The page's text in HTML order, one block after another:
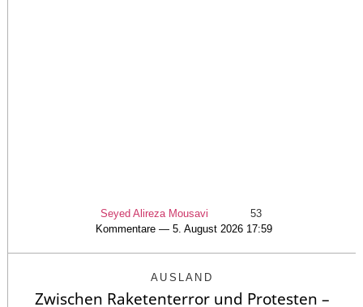
Seyed Alireza Mousavi
53
Kommentare — 5. August 2026 17:59
AUSLAND
Zwischen Raketenterror und Protesten –